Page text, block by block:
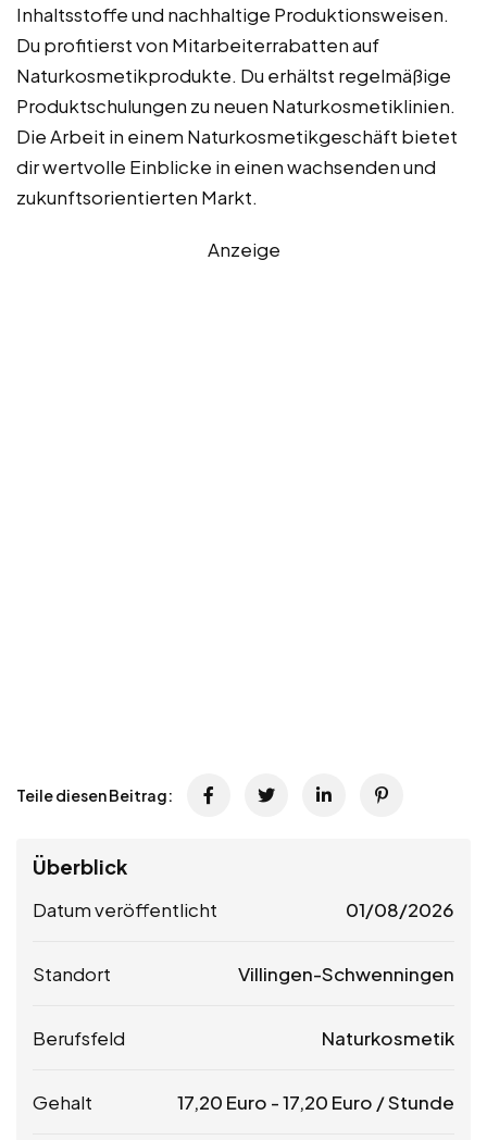
Inhaltsstoffe und nachhaltige Produktionsweisen.
Du profitierst von Mitarbeiterrabatten auf
Naturkosmetikprodukte. Du erhältst regelmäßige
Produktschulungen zu neuen Naturkosmetiklinien.
Die Arbeit in einem Naturkosmetikgeschäft bietet
dir wertvolle Einblicke in einen wachsenden und
zukunftsorientierten Markt.
Anzeige
Teile diesen Beitrag:
Überblick
Datum veröffentlicht 01/08/2026
Standort Villingen-Schwenningen
Berufsfeld Naturkosmetik
Gehalt 17,20 Euro -17,20 Euro / Stunde